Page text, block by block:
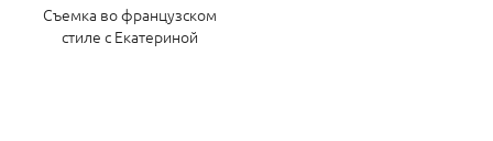
Съемка во французском
стиле с Екатериной